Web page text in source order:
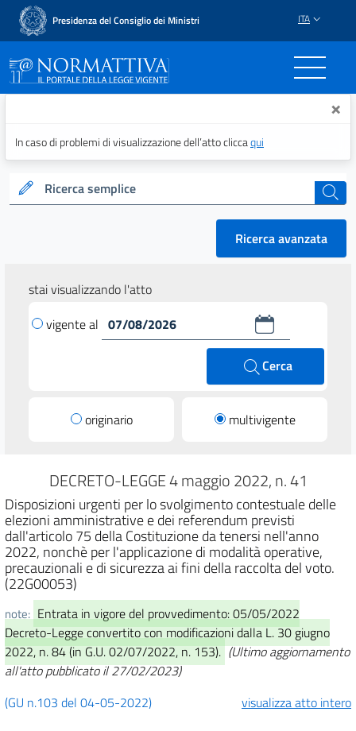
Presidenza del Consiglio dei Ministri ITA
Normattiva - Il portale ×
In caso di problemi di visualizzazione dell’atto cliccaqui
Ricerca semplice cerca
Ricerca avanzata
stai visualizzando l'atto
vigente al
Cerca
originario multivigente
DECRETO-LEGGE 4 maggio 2022, n. 41
Disposizioni urgenti per lo svolgimento contestuale delle
elezioni amministrative e dei referendum previsti
dall'articolo 75 della Costituzione da tenersi nell'anno
2022, nonchè per l'applicazione di modalità operative,
precauzionali e di sicurezza ai fini della raccolta del voto.
(22G00053)
note: Entrata in vigore del provvedimento: 05/05/2022
Decreto-Legge convertito con modificazioni dalla L. 30 giugno
2022, n. 84 (in G.U. 02/07/2022, n. 153). (Ultimo aggiornamento
all'atto pubblicato il 27/02/2023)
(GU n.103 del 04-05-2022)
visualizza atto intero